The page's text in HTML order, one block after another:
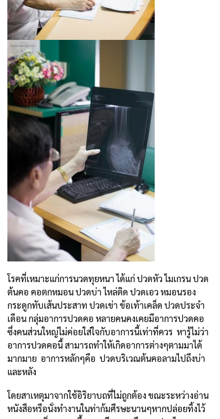
โรคที่เหมาะแก่การนวดทุยหนา ได้แก่ ปวดหัว ไมเกรน ปวด
ต้นคอ คอตกหมอน ปวดบ่า ไหล่ติด ปวดเอว หมอนรอง
กระดูกทับเส้นประสาท ปวดเข่า ข้อเท้าเคล็ด ปวดประจำ
เดือน กลุ่มอาการปวดคอ หลายคนคงเคยมีอาการปวดคอ
ซึ่งคนส่วนใหญ่ไม่ค่อยใส่ใจกับอาการนี้เท่าที่ควร หารู้ไม่ว่า
อาการปวดคอนี้ สามารถทำให้เกิดอาการต่างๆตามมาได้
มากมาย อาการหลักๆคือ ปวดบริเวณต้นคอลามไปถึงบ่า
และหลัง
โดยสาเหตุมาจากใช้อิริยาบถที่ไม่ถูกต้อง ขณะระหว่างอ่าน
หนังสือหรือนั่งทำงานในท่าก้มศีรษะนานๆหากปล่อยทิ้งไว้